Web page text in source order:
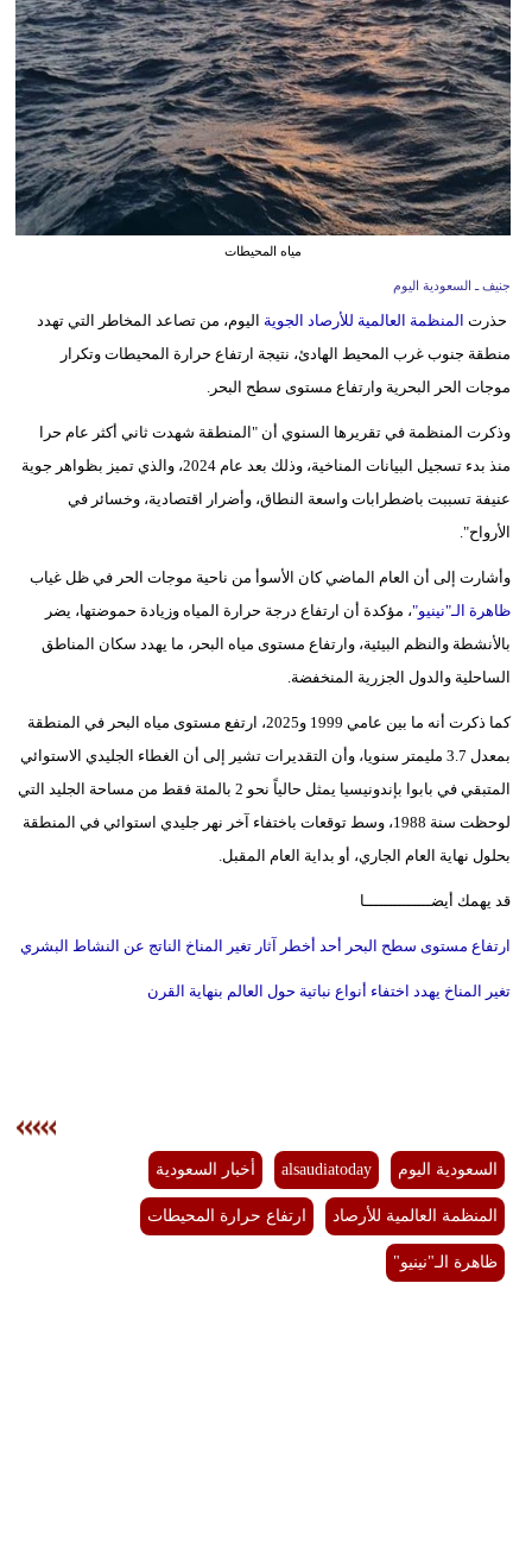
وسفر
ديكور
أخبار
إعلام
تعليم
علوم
وتكنولوجيا
مدوَّنات
فيديو
سيارات
مياه المحيطات
جنيف ـ السعودية اليوم
حذرت المنظمة العالمية للأرصاد الجوية اليوم، من تصاعد المخاطر التي تهدد
منطقة جنوب غرب المحيط الهادئ، نتيجة ارتفاع حرارة المحيطات وتكرار
موجات الحر البحرية وارتفاع مستوى سطح البحر.
وذكرت المنظمة في تقريرها السنوي أن "المنطقة شهدت ثاني أكثر عام حرا
منذ بدء تسجيل البيانات المناخية، وذلك بعد عام 2024، والذي تميز بظواهر جوية
عنيفة تسببت باضطرابات واسعة النطاق، وأضرار اقتصادية، وخسائر في
الأرواح".
وأشارت إلى أن العام الماضي كان الأسوأ من ناحية موجات الحر في ظل غياب
ظاهرة الـ"نينيو"، مؤكدة أن ارتفاع درجة حرارة المياه وزيادة حموضتها، يضر
بالأنشطة والنظم البيئية، وارتفاع مستوى مياه البحر، ما يهدد سكان المناطق
الساحلية والدول الجزرية المنخفضة.
كما ذكرت أنه ما بين عامي 1999 و2025، ارتفع مستوى مياه البحر في المنطقة
بمعدل 3.7 مليمتر سنويا، وأن التقديرات تشير إلى أن الغطاء الجليدي الاستوائي
المتبقي في بابوا بإندونيسيا يمثل حالياً نحو 2 بالمئة فقط من مساحة الجليد التي
لوحظت سنة 1988، وسط توقعات باختفاء آخر نهر جليدي استوائي في المنطقة
بحلول نهاية العام الجاري، أو بداية العام المقبل.
قد يهمك أيضــــــــــــــا
ارتفاع مستوى سطح البحر أحد أخطر آثار تغير المناخ الناتج عن النشاط البشري
تغير المناخ يهدد اختفاء أنواع نباتية حول العالم بنهاية القرن
السعودية اليوم alsaudiatoday أخبار السعودية
المنظمة العالمية للأرصاد ارتفاع حرارة المحيطات
ظاهرة الـ"نينيو"